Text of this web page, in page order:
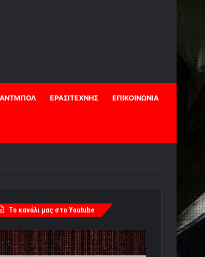
ΕΡΑΣΙΤΕΧΝΗΣ ΕΠΙΚΟΙΝΩΝΙΑ
Tο κανάλι μας στο Youtube